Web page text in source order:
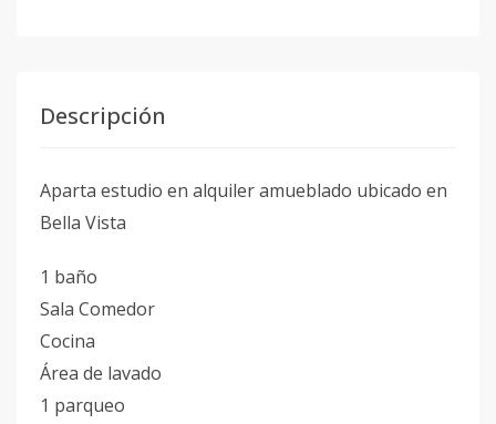
Descripción
Aparta estudio en alquiler amueblado ubicado en
Bella Vista
1 baño
Sala Comedor
Cocina
Área de lavado
1 parqueo